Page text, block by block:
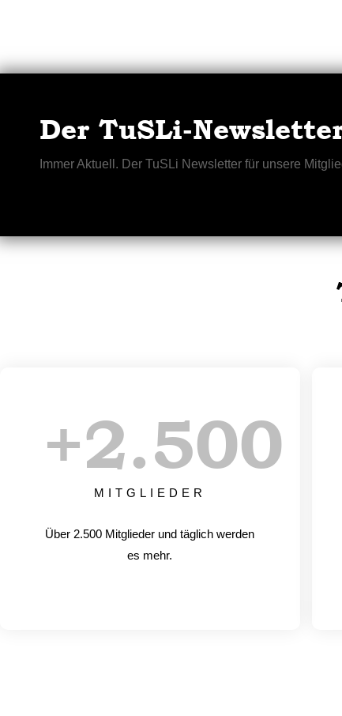
Der TuSLi-
Immer Aktuell. Der TuSLi Newsletter für unsere
MITGLIEDER
+2.500
Über 2.500 Mitglieder und täglich werden
es mehr.